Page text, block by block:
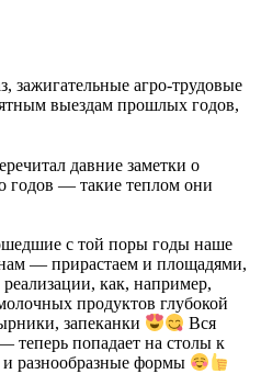
зажигательные агро-трудовые
выездам прошлых годов,
давние заметки о
годов — такие теплом они
с той поры годы наше
— прирастаем и площадями,
как, например,
продуктов глубокой
запеканки
Вся
теперь попадает на столы к
разнообразные формы